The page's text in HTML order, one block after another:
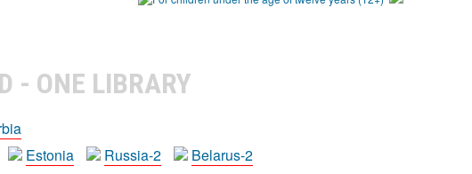
- ONE LIBRARY
Estonia Russia-2 Belarus-2